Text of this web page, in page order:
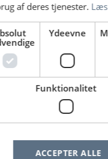
PSYKOLOG
66 JOBS
af deres tjenester.
Ydeevne
Funktionalitet
ACCEPTER ALLE